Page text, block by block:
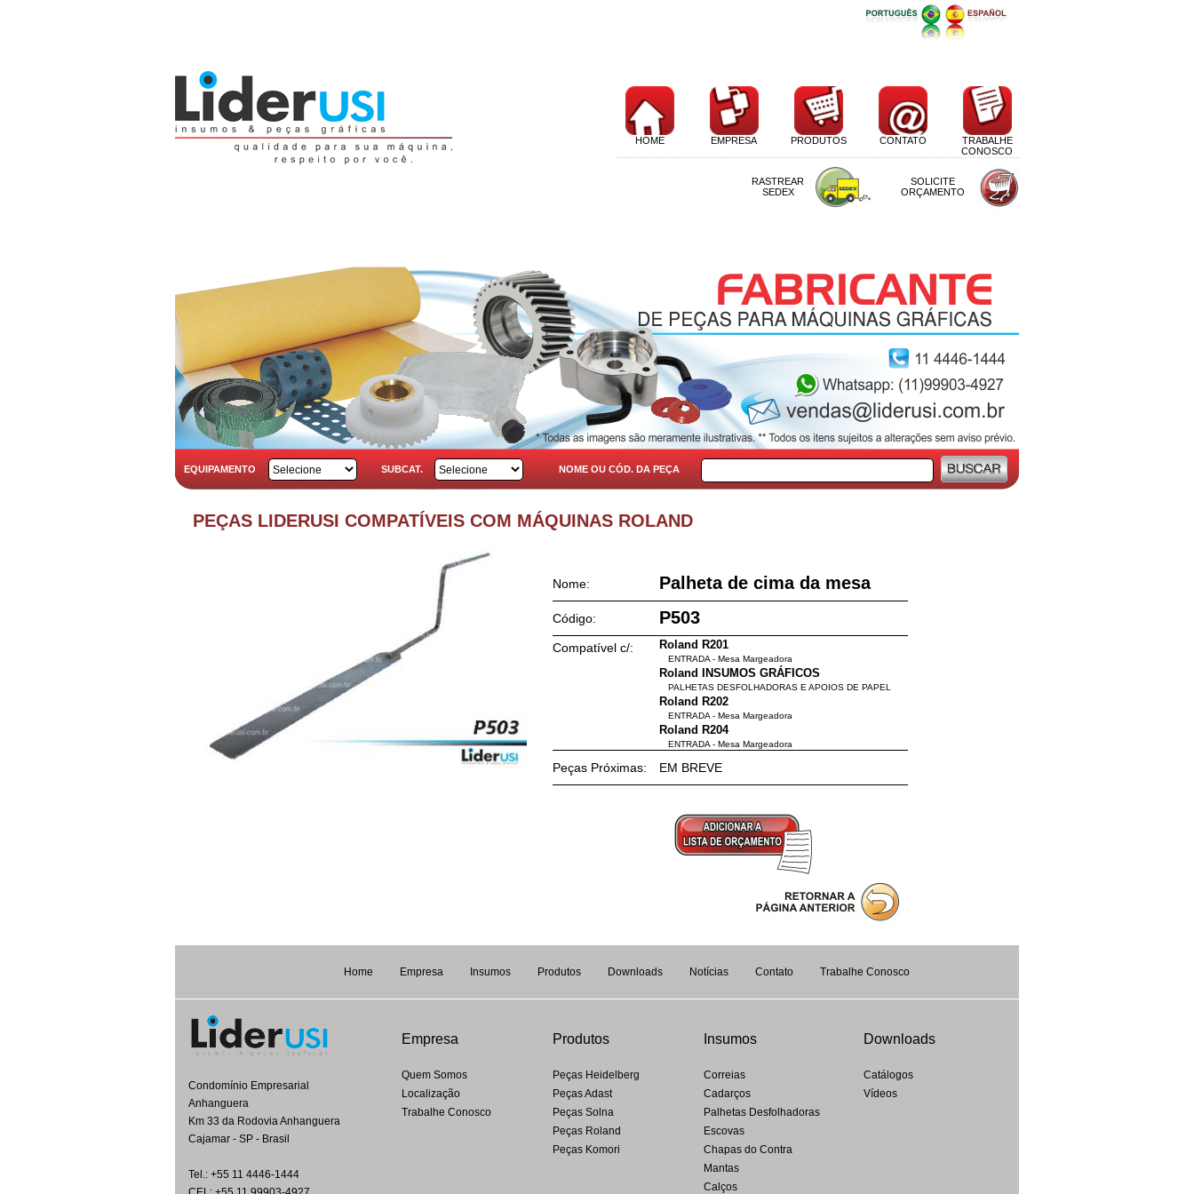
HOME EMPRESA PRODUTOS CONTATO
TRABALHE
CONOSCO
RASTREAR
SEDEX
SOLICITE
ORÇAMENTO
EQUIPAMENTO SUBCAT. NOME OU CÓD. DA PEÇA
PEÇAS LIDERUSI COMPATÍVEIS COM MÁQUINAS ROLAND
Nome: Palheta de cima da mesa
Código: P503
Compatível c/: Roland R201
ENTRADA - Mesa Margeadora
Roland INSUMOS GRÁFICOS
PALHETAS DESFOLHADORAS E APOIOS DE PAPEL
Roland R202
ENTRADA - Mesa Margeadora
Roland R204
ENTRADA - Mesa Margeadora
Peças Próximas: EM BREVE
Home Empresa Insumos Produtos Downloads Notícias Contato Trabalhe Conosco
Condomínio Empresarial
Anhanguera
Km 33 da Rodovia Anhanguera
Cajamar - SP - Brasil
Tel.: +55 11 4446-1444
Empresa
Quem Somos
Localização
Trabalhe Conosco
Produtos
Peças Heidelberg
Peças Adast
Peças Solna
Peças Roland
Peças Komori
Insumos
Correias
Cadarços
Palhetas Desfolhadoras
Escovas
Chapas do Contra
Mantas
Calços
Downloads
Catálogos
Vídeos